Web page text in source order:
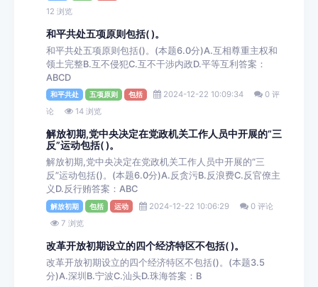
12 浏览
和平共处五项原则包括( )。
和平共处五项原则包括()。(本题6.0分)A.互相尊重主权和
领土完整B.互不侵犯C.互不干涉内政D.平等互利答案：
ABCD
和平共处 五项原则 包括 2024-12-22 10:09:34
0 评
论
14 浏览
解放初期,党中央决定在党政机关工作人员中开展的“三
反”运动包括( )。
解放初期,党中央决定在党政机关工作人员中开展的“三
反”运动包括()。(本题6.0分)A.反贪污B.反浪费C.反官僚主
义D.反行贿答案：ABC
解放初期 包括 运动 2024-12-22 10:06:29
0 评论
7 浏览
改革开放初期设立的四个经济特区不包括( )。
改革开放初期设立的四个经济特区不包括()。(本题3.5
分)A.深圳B.宁波C.汕头D.珠海答案：B